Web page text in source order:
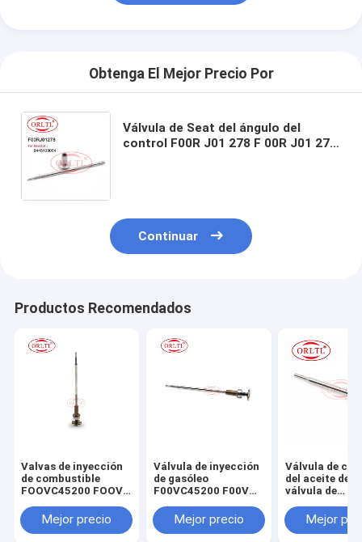
Obtenga El Mejor Precio Por
Válvula de Seat del ángulo del
control F00R J01 278 F 00R J01 278
Continuar
Productos Recomendados
Valvas de inyección
de combustible
FOOVC45200 FOOV
control del inyector
diésel F OOV C45 200
Mejor precio
Válvula de inyección
de gasóleo
F00VC45200 F00V
bomba de
combustible para
Mejor precio
Válvula de
del aceite de la
válvula de
presión de
FOOVC01372
Mejor